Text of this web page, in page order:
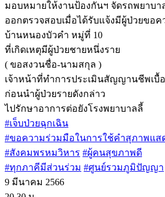
มอบหมายให้งานป้องกันฯ จัดรถพยาบ
ออกตรวจสอบเมื่อได้รับแจ้งมีผู้ป่วยขอค
บ้านหนองบัวคำ หมู่ที่ 10
ที่เกิดเหตุมีผู้ป่วยชายหนึ่งราย
( ขอสงวนชื่อ-นามสกุล )
เจ้าหน้าที่ทำการประเมินสัญญานชีพเบื้
ก่อนนำผู้ป่วยรายดังกล่าว
ไปรักษาอาการต่อยังโรงพยาบาลลี้
#เจ็บป่วยฉุกเฉิน
#ขอความร่วมมือในการใช้คำสุภาพแส
#สังคมพรหมวิหาร #ผู้คนสุขภาพดี
#ทุกภาคีมีส่วนร่วม #ศูนย์รวมภูมิปัญญา
9 มีนาคม 2566